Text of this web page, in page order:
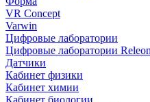
VR Concept
Varwin
Цифровые лаборатории
Цифровые лаборатории Releon
Датчики
Кабинет физики
Кабинет химии
Кабинет биологии